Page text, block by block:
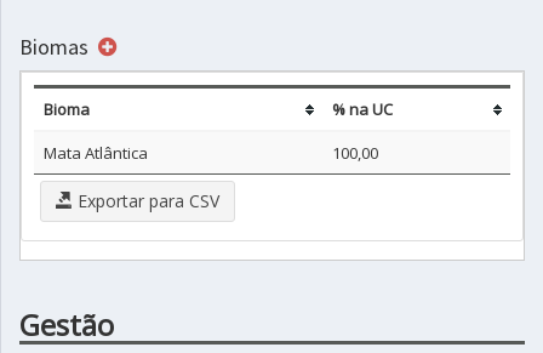
Biomas
Bioma
% na UC
Mata Atlântica
100,00
Exportar para CSV
Gestão